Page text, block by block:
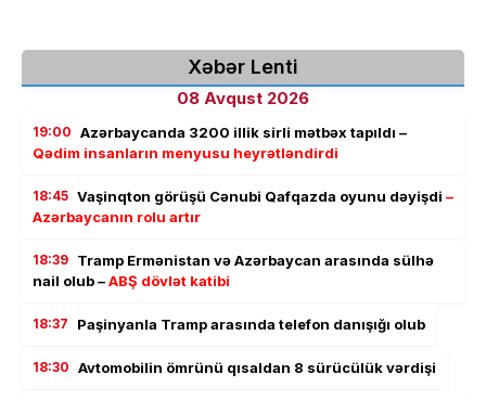
Xəbər Lenti
08 Avqust 2026
19:00 Azərbaycanda 3200 illik sirli mətbəx tapıldı –
Qədim insanların menyusu heyrətləndirdi
18:45 Vaşinqton görüşü Cənubi Qafqazda oyunu dəyişdi –
Azərbaycanın rolu artır
18:39 Tramp Ermənistan və Azərbaycan arasında sülhə
nail olub –ABŞ dövlət katibi
18:37 Paşinyanla Tramp arasında telefon danışığı olub
18:30 Avtomobilin ömrünü qısaldan 8 sürücülük vərdişi